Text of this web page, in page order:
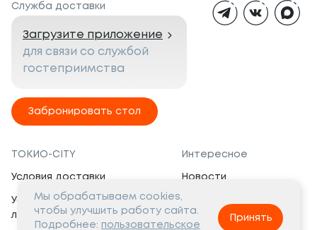
Служба доставки
Загрузите приложение
для связи со службой
гостеприимства
Забронировать стол
ТОКИО-CITY
Условия доставки
Условия программы
лояльности
Интересное
Новости
Вакансии
Социальная жизнь
Мы обрабатываем cookies,
чтобы улучшить работу сайта.
Подробнее: пользовательское
Принять